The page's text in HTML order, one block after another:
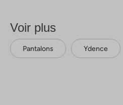
Voir plus
Pantalons Ydence